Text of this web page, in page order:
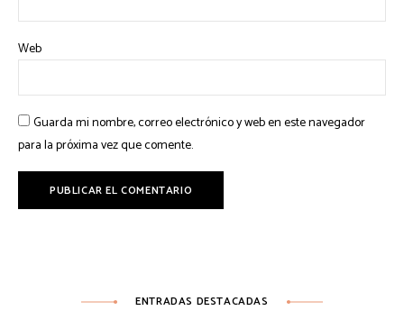
Web
Guarda mi nombre, correo electrónico y web en este navegador
para la próxima vez que comente.
ENTRADAS DESTACADAS